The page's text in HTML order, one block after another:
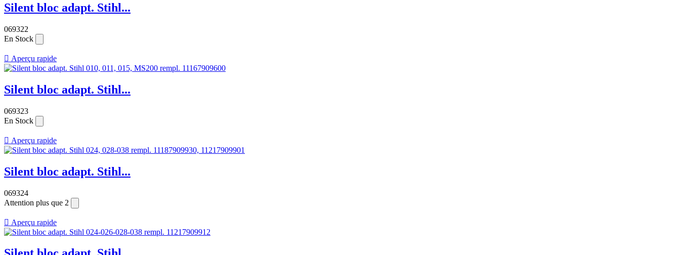
Silent bloc adapt. Stihl...
069322
En Stock
 Aperçu rapide
Silent bloc adapt. Stihl...
069323
En Stock
 Aperçu rapide
Silent bloc adapt. Stihl...
069324
Attention plus que 2
 Aperçu rapide